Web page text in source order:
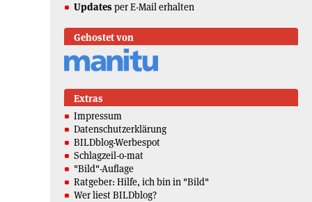
Updates per E-Mail erhalten
Gehostet von
Extras
Impressum
Datenschutzerklärung
BILDblog-Werbespot
Schlagzeil-o-mat
"Bild"-Auflage
Ratgeber: Hilfe, ich bin in "Bild"
Wer liest BILDblog?